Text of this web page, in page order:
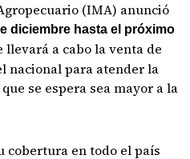
(IMA) anunció
diciembre hasta el próximo
llevará a cabo la venta de
nacional para atender la
se espera sea mayor a la
cobertura en todo el país